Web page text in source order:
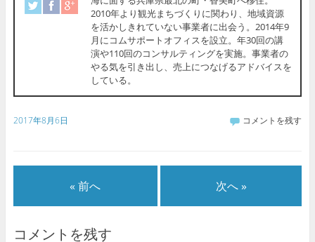
2010年より観光まちづくりに関わり、地域資源
を活かしきれていない事業者に出会う。2014年9
月にコムサポートオフィスを設立。年30回の講
演や110回のコンサルティングを実施。事業者の
やる気を引き出し、売上につなげるアドバイスを
している。
2017年8月6日 コメントを残す
« 前へ 次へ »
コメントを残す